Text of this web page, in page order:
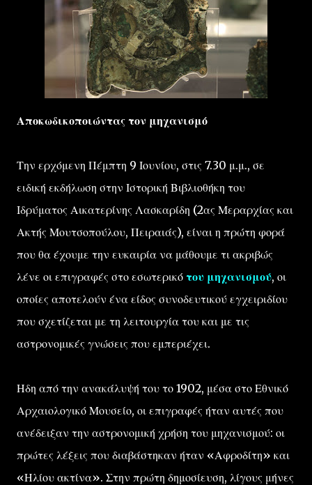
Αποκωδικοποιώντας τον μηχανισμό
Την ερχόμενη Πέμπτη 9 Ιουνίου, στις 7.30 μ.μ., σε
ειδική εκδήλωση στην Ιστορική Βιβλιοθήκη του
Ιδρύματος Αικατερίνης Λασκαρίδη (2ας Μεραρχίας και
Ακτής Μουτσοπούλου, Πειραιάς), είναι η πρώτη φορά
που θα έχουμε την ευκαιρία να μάθουμε τι ακριβώς
λένε οι επιγραφές στο εσωτερικό του μηχανισμού, οι
οποίες αποτελούν ένα είδος συνοδευτικού εγχειριδίου
που σχετίζεται με τη λειτουργία του και με τις
αστρονομικές γνώσεις που εμπεριέχει.
Ηδη από την ανακάλυψή του το 1902, μέσα στο Εθνικό
Αρχαιολογικό Μουσείο, οι επιγραφές ήταν αυτές που
ανέδειξαν την αστρονομική χρήση του μηχανισμού: οι
πρώτες λέξεις που διαβάστηκαν ήταν «Αφροδίτη» και
«Ηλίου ακτίνα». Στην πρώτη δημοσίευση, λίγους μήνες